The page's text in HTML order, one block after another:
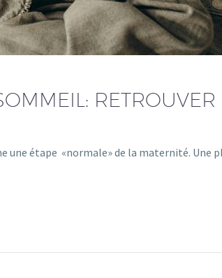
RETROUVER
une étape «normale» de la maternité. Une